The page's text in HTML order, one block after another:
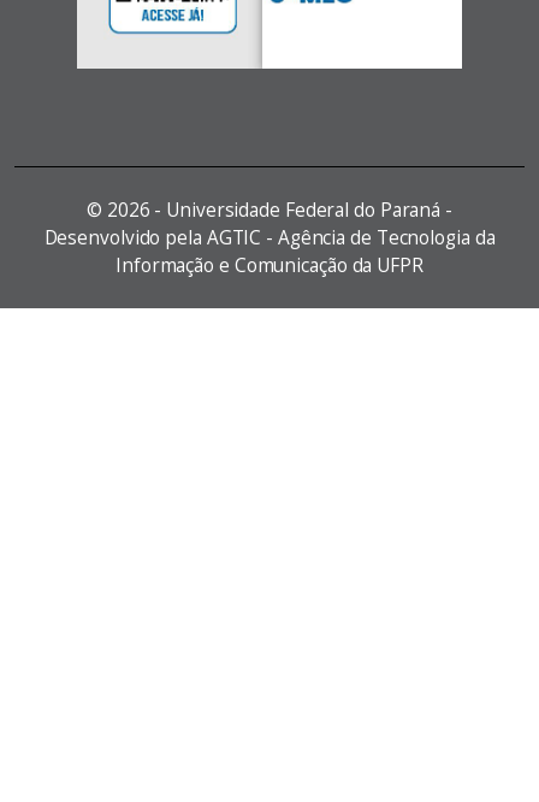
© 2026 - Universidade Federal do Paraná -
Desenvolvido pela AGTIC - Agência de Tecnologia da
Informação e Comunicação da UFPR